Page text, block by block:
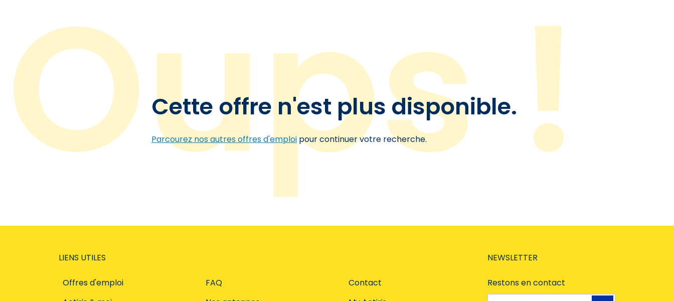
Cette offre n'est plus disponible.
Parcourez nos autres offres d'emploipour continuer votre recherche.
LIENS UTILES
Offres d'emploi
FAQ
Contact
NEWSLETTER
Restons en contact